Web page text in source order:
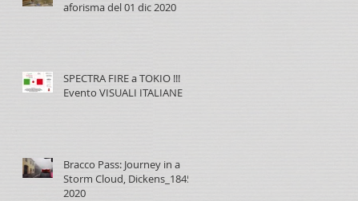
aforisma del 01 dic 2020
SPECTRA FIRE a TOKIO !!!
Evento VISUALI ITALIANE
Bracco Pass: Journey in a
Storm Cloud, Dickens_1845-
2020